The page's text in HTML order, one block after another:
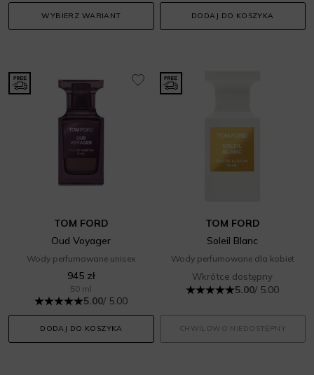
WYBIERZ WARIANT DODAJ DO KOSZYKA
TOM FORD
Oud Voyager
Wody perfumowane unisex
945 zł
50 ml
5.00/ 5.00
DODAJ DO KOSZYKA
TOM FORD
Soleil Blanc
Wody perfumowane dla kobiet
Wkrótce dostępny
5.00/ 5.00
CHWILOWO NIEDOSTĘPNY